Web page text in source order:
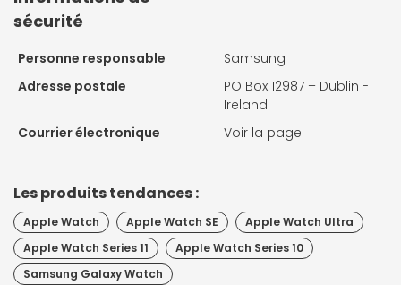
sécurité
Personne responsable
Samsung
Adresse postale
PO Box 12987 – Dublin -
Ireland
Courrier électronique
Voir la page
Les produits tendances :
Apple Watch Apple Watch SE
Apple Watch Ultra
Apple Watch Series 11
Apple Watch Series 10
Samsung Galaxy Watch